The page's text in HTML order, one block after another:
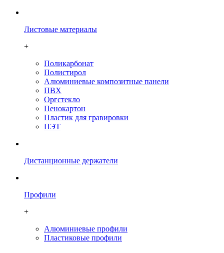
Листовые материалы
+
Поликарбонат
Полистирол
Алюминиевые композитные панели
ПВХ
Оргстекло
Пенокартон
Плаcтик для гравировки
ПЭТ
Дистанционные держатели
Профили
+
Алюминиевые профили
Пластиковые профили